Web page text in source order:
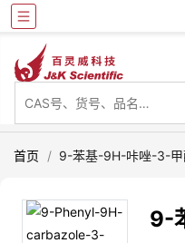
首页 / 9-苯基-9H-咔唑-3-甲
9-